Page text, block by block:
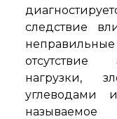
следствие
отсутствие
нагрузки,
углеводами